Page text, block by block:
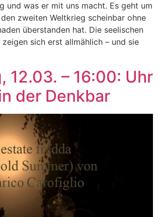
und was er mit uns macht. Es geht um
zweiten Weltkrieg scheinbar ohne
überstanden hat. Die seelischen
zeigen sich erst allmählich – und sie
12.03. – 16:00: Uhr
der Denkbar